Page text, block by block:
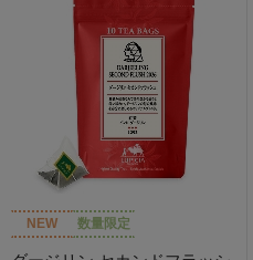
NEW 数量限定